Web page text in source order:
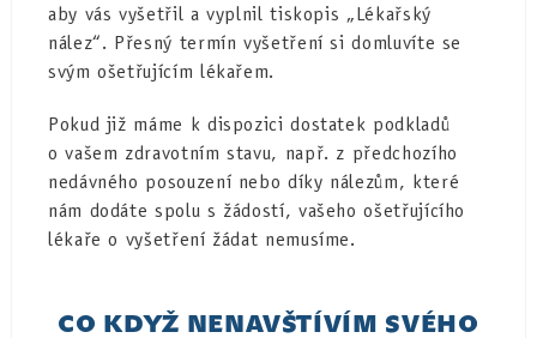
aby vás vyšetřil a vyplnil tiskopis „Lékařský
nález“. Přesný termín vyšetření si domluvíte se
svým ošetřujícím lékařem.
Pokud již máme k dispozici dostatek podkladů
o vašem zdravotním stavu, např. z předchozího
nedávného posouzení nebo díky nálezům, které
nám dodáte spolu s žádostí, vašeho ošetřujícího
lékaře o vyšetření žádat nemusíme.
CO KDYŽ NENAVŠTÍVÍM SVÉHO